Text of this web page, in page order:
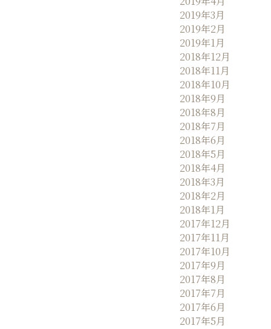
2019年3月
2019年2月
2019年1月
2018年12月
2018年11月
2018年10月
2018年9月
2018年8月
2018年7月
2018年6月
2018年5月
2018年4月
2018年3月
2018年2月
2018年1月
2017年12月
2017年11月
2017年10月
2017年9月
2017年8月
2017年7月
2017年6月
2017年5月